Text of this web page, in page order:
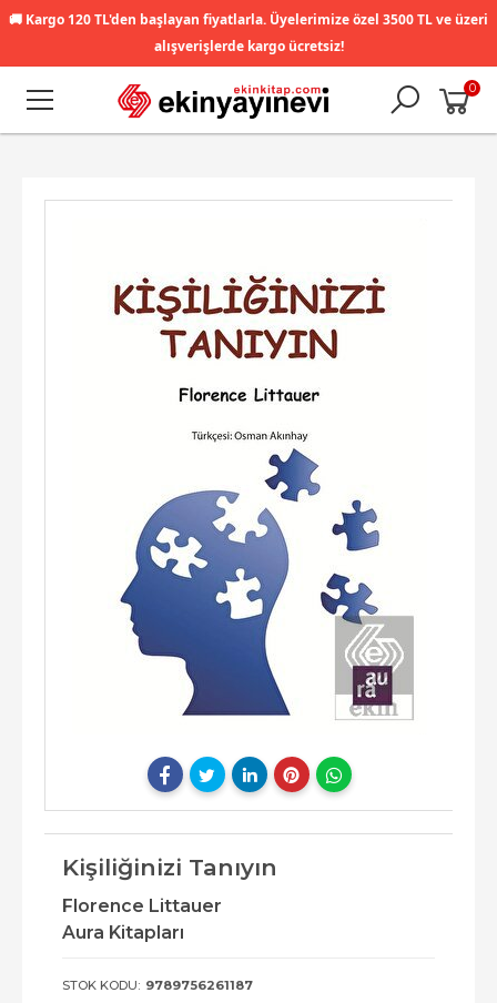
🚚 Kargo 120 TL'den başlayan fiyatlarla. Üyelerimize özel 3500 TL ve üzeri
alışverişlerde kargo ücretsiz!
0
Kişiliğinizi Tanıyın
Florence Littauer
Aura Kitapları
STOK KODU: 9789756261187